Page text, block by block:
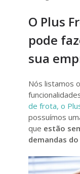
O Plus
pode
sua
Nós listamos
de frota, o
possuímos
que estão
demandas